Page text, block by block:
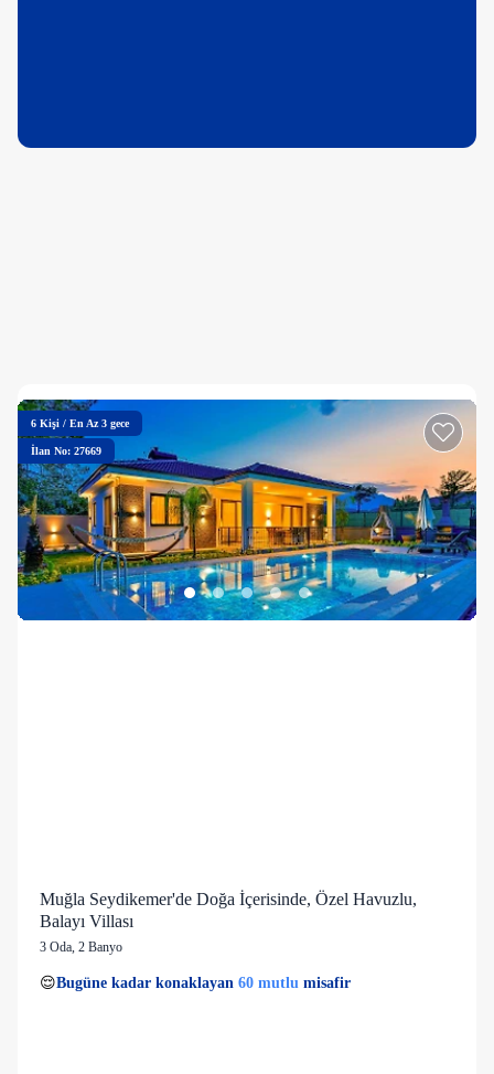
6 Kişi / En Az 3 gece
İlan No: 27669
Muğla Seydikemer'de Doğa İçerisinde, Özel Havuzlu,
Balayı Villası
3 Oda, 2 Banyo
👀Son 1 saatte35 kişigörüntüledi